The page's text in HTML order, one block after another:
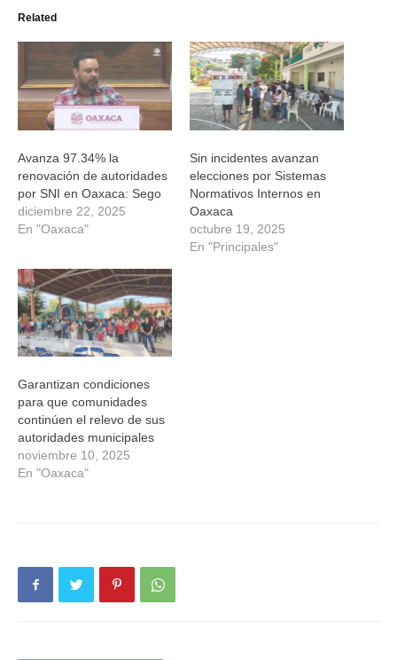
abre
una
ventana
nueva)
una
ventana
nueva)
una
ventana
una
ventana
nueva)
Related
Avanza 97.34% la
renovación de autoridades
por SNI en Oaxaca: Sego
diciembre 22, 2025
En "Oaxaca"
Sin incidentes avanzan
elecciones por Sistemas
Normativos Internos en
Oaxaca
octubre 19, 2025
En "Principales"
Garantizan condiciones
para que comunidades
continúen el relevo de sus
autoridades municipales
noviembre 10, 2025
En "Oaxaca"